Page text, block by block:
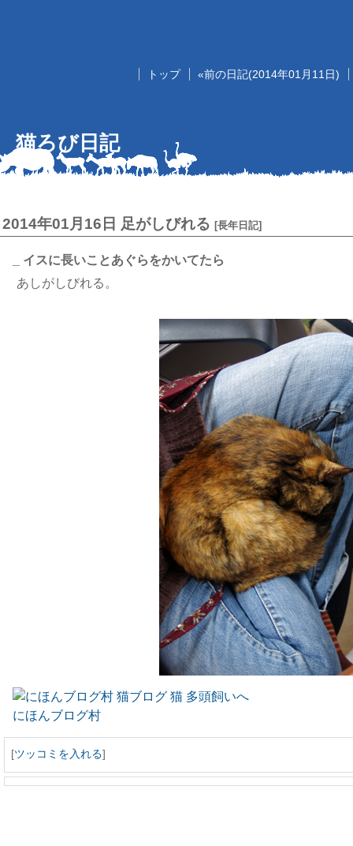
トップ «前の日記(2014年01月11日)
猫ろび日記
2014年01月16日 足がしびれる [長年日記]
イスに長いことあぐらをかいてたら
あしがしびれる。
にほんブログ村
[ツッコミを入れる]